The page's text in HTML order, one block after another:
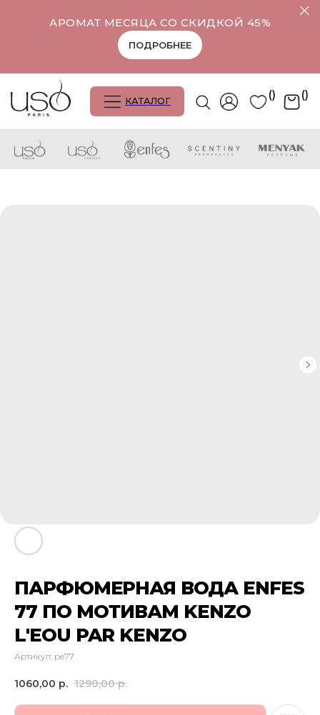
АРОМАТ МЕСЯЦА СО СКИДКОЙ 45%
ПОДРОБНЕЕ
КАТАЛОГ
ПАРФЮМЕРНАЯ ВОДА ENFES
77 ПО МОТИВАМ KENZO
L'EOU PAR KENZO
Артикул: pe77
1060,00 р. 1290,00 р.